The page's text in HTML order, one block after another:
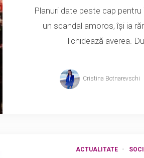
Planuri date peste cap
un scandal amoros, își ia
lichidează averea.
Cristina Botnarevschi
ACTUALITATE